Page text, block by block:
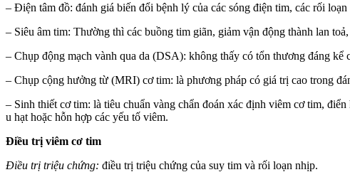
– Điện tâm đồ: đánh giá biến đổi bệnh lý của các sóng điện tim, các rối
– Siêu âm tim: Thường thì các buồng tim giãn, giảm vận động thành lan
– Chụp động mạch vành qua da (DSA): không thấy có tổn thương đáng
– Chụp cộng hưởng từ (MRI) cơ tim: là phương pháp có giá trị cao trong
– Sinh thiết cơ tim: là tiêu chuẩn vàng chẩn đoán xác định viêm cơ tim,
u hạt hoặc hỗn hợp các yếu tố viêm.
Điều trị viêm cơ tim
Điều trị triệu chứng: điều trị triệu chứng của suy tim và rối loạn nhịp.